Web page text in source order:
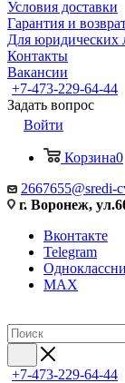
Условия доставки
Гарантия и
Для юридических
Контакты
Вакансии
+7-473-229-64-44
Задать вопрос
Войти
Корзина0
2667655@sredi-
г. Воронеж,
Вконтакте
Telegram
MAX
+7-473-229-64-44